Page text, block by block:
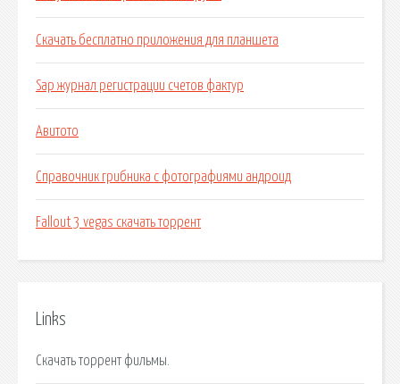
Скачать бесплатно приложения для планшета
Sap журнал регистрации счетов фактур
Авитото
Справочник грибника с фотографиями андроид
Fallout 3 vegas скачать торрент
Links
Скачать торрент фильмы.